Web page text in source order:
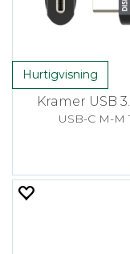
Hurtigvisning
Kramer USB
USB-C M-M